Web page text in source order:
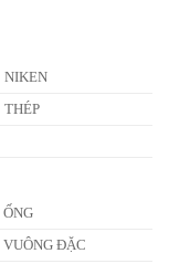
NIKEN
THÉP
ỐNG
VUÔNG ĐẶC